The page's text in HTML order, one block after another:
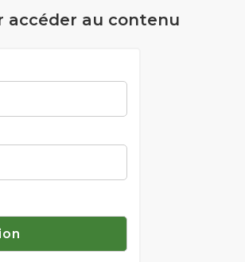
accéder au contenu